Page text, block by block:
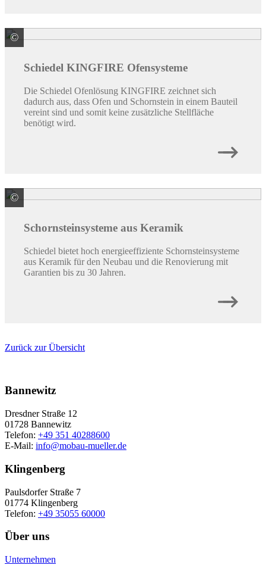
© Schiedel GmbH & Co. KG
Schiedel KINGFIRE Ofensysteme
Die Schiedel Ofenlösung KINGFIRE zeichnet sich
dadurch aus, dass Ofen und Schornstein in einem Bauteil
vereint sind und somit keine zusätzliche Stellfläche
benötigt wird.
© Schiedel GmbH & Co. KG
Schornsteinsysteme aus Keramik
Schiedel bietet hoch energieeffiziente Schornsteinsysteme
aus Keramik für den Neubau und die Renovierung mit
Garantien bis zu 30 Jahren.
Zurück zur Übersicht
Bannewitz
Dresdner Straße 12
01728 Bannewitz
Telefon: +49 351 40288600
E-Mail: info@mobau-mueller.de
Klingenberg
Paulsdorfer Straße 7
01774 Klingenberg
Telefon: +49 35055 60000
Über uns
Unternehmen